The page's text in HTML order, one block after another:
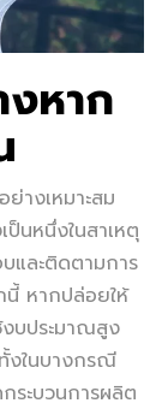
งหาก
างเหมาะสม
ป็นหนึ่งในสาเหตุ
และติดตามการ
นี้ หากปล่อยให้
งบประมาณสูง
งในบางกรณี
ระบวนการผลิต